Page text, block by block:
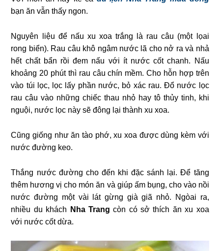
bạn ăn vẫn thấy ngon.
Nguyên liệu để nấu xu xoa trắng là rau câu (một lọai
rong biển). Rau câu khô ngâm nước lã cho nở ra và nhả
hết chất bẩn rồi đem nấu với ít nước cốt chanh. Nấu
khoảng 20 phút thì rau câu chín mềm. Cho hỗn hợp trên
vào túi lọc, lọc lấy phần nước, bỏ xác rau. Đổ nước lọc
rau câu vào những chiếc thau nhỏ hay tô thủy tinh, khi
nguội, nước lọc này sẽ đông lại thành xu xoa.
Cũng giống như ăn tào phớ, xu xoa được dùng kèm với
nước đường keo.
Thắng nước đường cho đến khi đặc sánh lại. Để tăng
thêm hương vị cho món ăn và giúp ấm bụng, cho vào nồi
nước đường một vài lát gừng già giã nhỏ. Ngòai ra,
nhiều du khách
Nha Trang còn có sở thích ăn xu xoa
với nước cốt dừa.